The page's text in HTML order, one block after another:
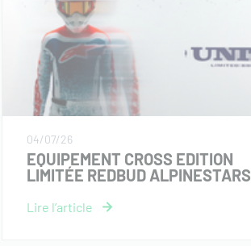
04/07/26
EQUIPEMENT CROSS EDITION
LIMITÉE REDBUD ALPINESTARS